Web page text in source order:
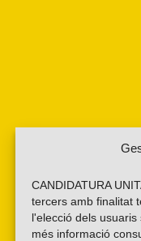
CANDIDATURA
tercers amb finalitat
l'elecció dels
més informació